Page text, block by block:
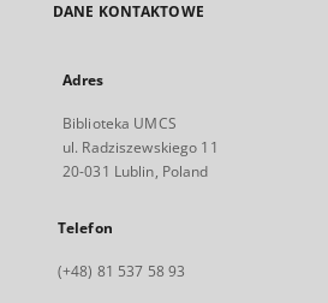
DANE KONTAKTOWE
Adres
Biblioteka UMCS
ul. Radziszewskiego 11
20-031 Lublin, Poland
Telefon
(+48) 81 537 58 93